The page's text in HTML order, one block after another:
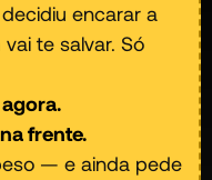
encarar a
te salvar. Só
frente.
— e ainda pede